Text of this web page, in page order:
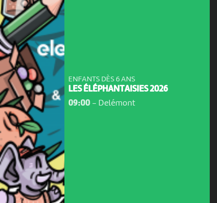
ENFANTS DÈS 6 ANS
LES ÉLÉPHANTAISIES 2026
09:00- Delémont